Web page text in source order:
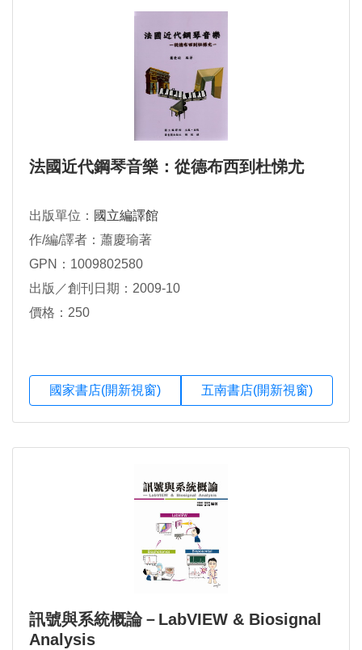
法國近代鋼琴音樂：從德布西到杜悌尤
出版單位： 國立編譯館
作/編/譯者：蕭慶瑜著
GPN：1009802580
出版／創刊日期：2009-10
價格：250
國家書店(開新視窗) 五南書店(開新視窗)
訊號與系統概論－LabVIEW & Biosignal
Analysis